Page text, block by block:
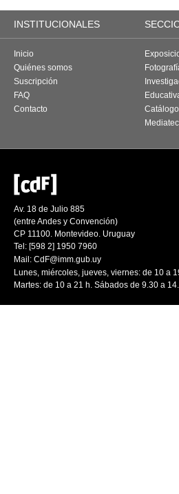
INSTITUCIONALES
Inicio
Quiénes somos
Suscripción
FAQ
Contacto
Catálogo
Av. 18 de Julio 885
(entre Andes y Convención)
CP 11100. Montevideo. Uruguay
Tel: [598 2] 1950 7960
Mail: CdF@imm.gub.uy
Lunes, miércoles, jueves, viernes: de 10 a
Martes: de 10 a 21 h. Sábados de 9.30 a